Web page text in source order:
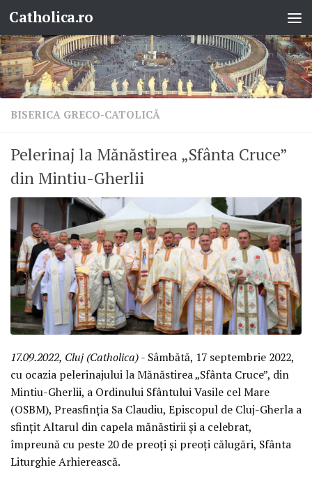
Skip to content
Catholica.ro
BISERICA GRECO-CATOLICĂ
Pelerinaj la Mănăstirea „Sfânta Cruce”
din Mintiu-Gherlii
17.09.2022, Cluj (Catholica)- Sâmbătă, 17 septembrie 2022,
cu ocazia pelerinajului la Mănăstirea „Sfânta Cruce”, din
Mintiu-Gherlii, a Ordinului Sfântului Vasile cel Mare
(OSBM), Preasfinția Sa Claudiu, Episcopul de Cluj-Gherla a
sfințit Altarul din capela mănăstirii și a celebrat,
împreună cu peste 20 de preoți și preoți călugări, Sfânta
Liturghie Arhierească.